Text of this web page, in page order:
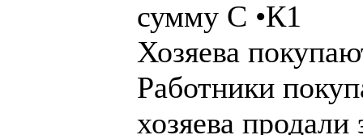
сумму С •К1
Хозяева
Работники
хозяева продали